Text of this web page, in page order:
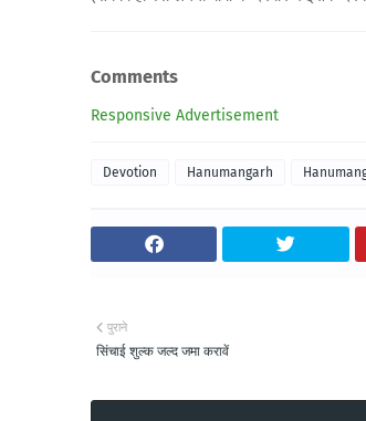
Comments
Responsive Advertisement
Devotion Hanumangarh
पुराने
सिंचाई शुल्क जल्द जमा करावें